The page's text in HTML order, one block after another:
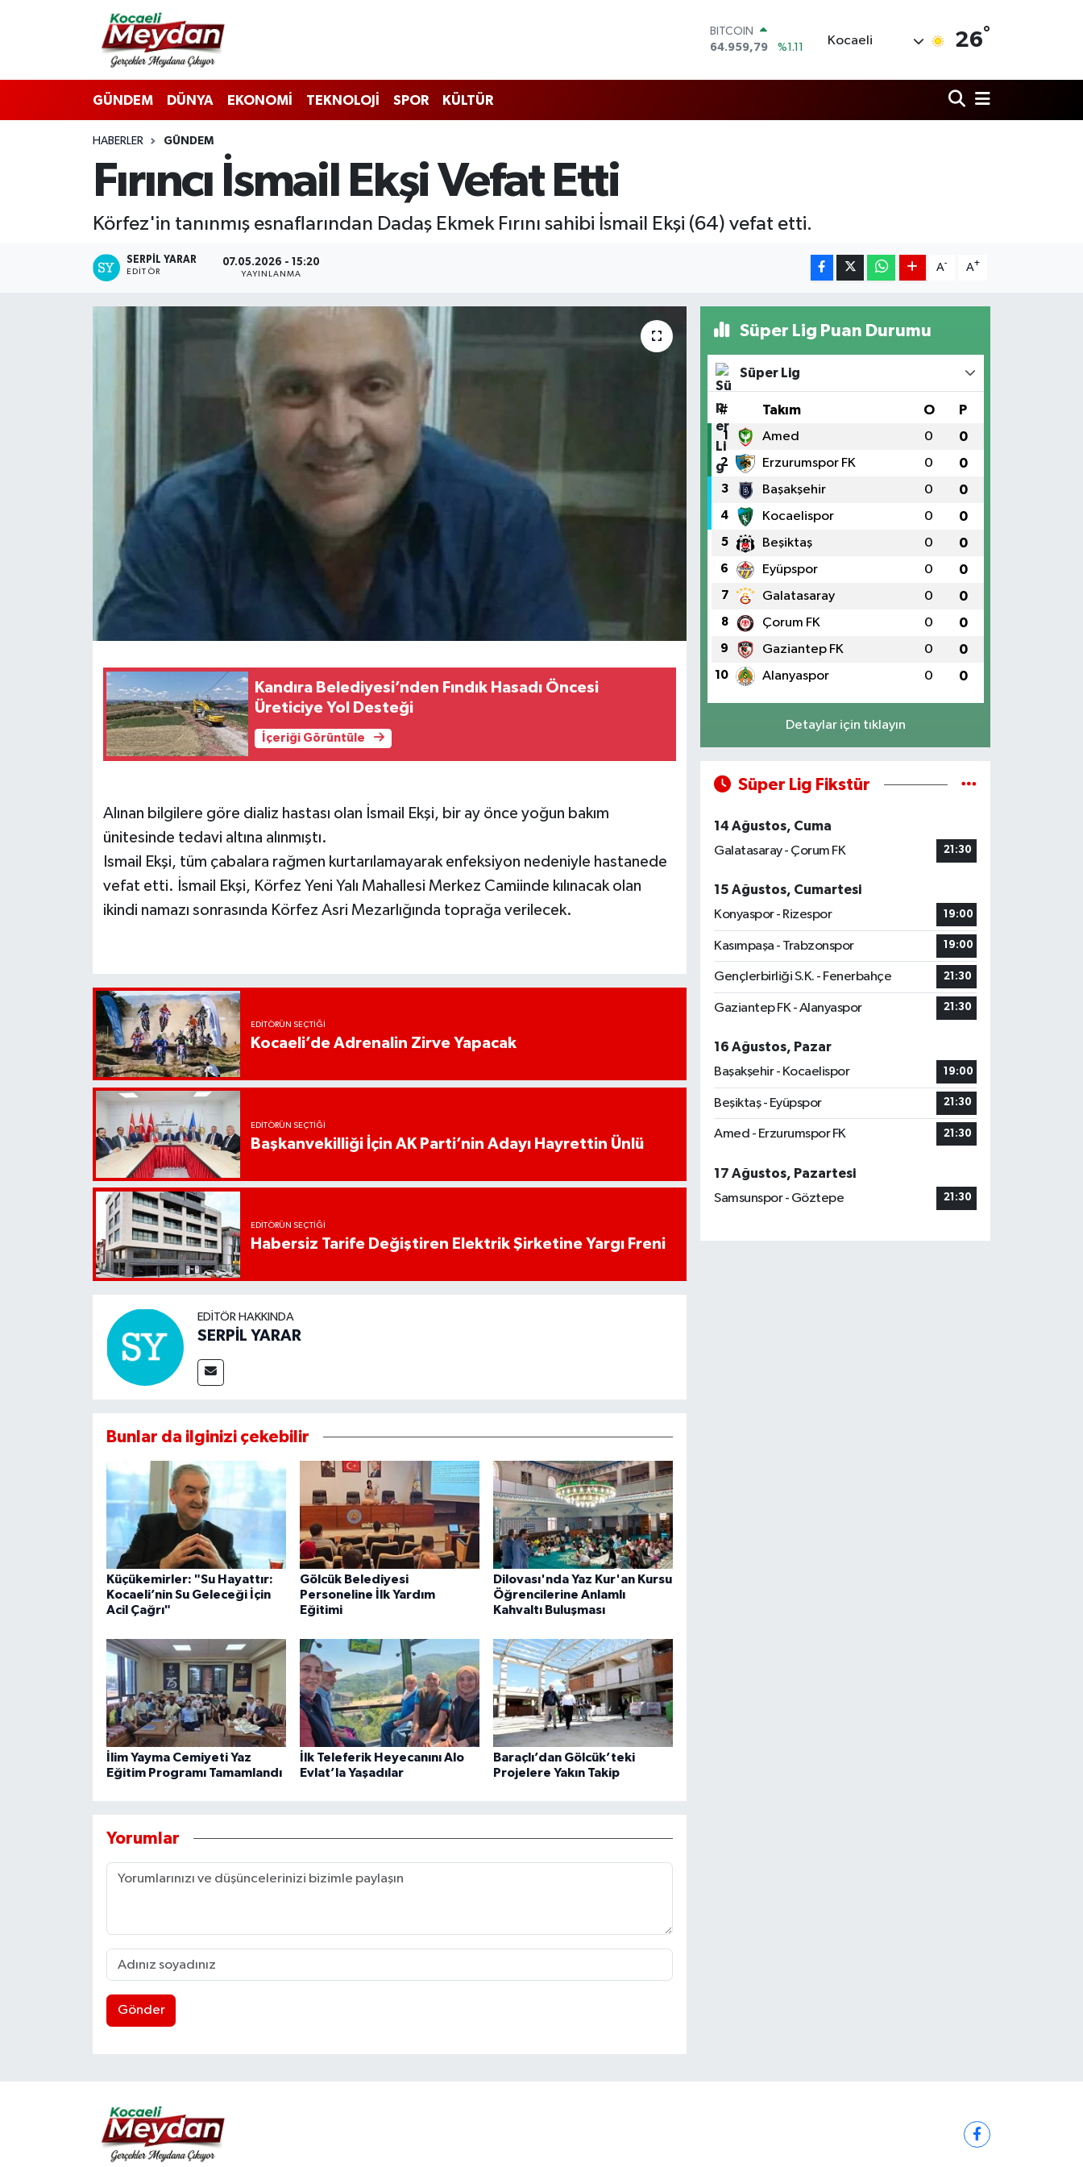
BITCOIN
64.959,79
%1.11
47,7436
%0.18
Kocaeli 26°
GÜNDEM DÜNYA EKONOMİ TEKNOLOJİ SPOR KÜLTÜR
HABERLER GÜNDEM
Fırıncı İsmail Ekşi Vefat Etti
Körfez'in tanınmış esnaflarından Dadaş Ekmek Fırını sahibi İsmail Ekşi (64) vefat etti.
SERPİL YARAR
EDITÖR
07.05.2026 - 15:20
YAYINLANMA
A- A+
Kandıra Belediyesi’nden Fındık Hasadı Öncesi
Üreticiye Yol Desteği
İçeriği Görüntüle
Alınan bilgilere göre dializ hastası olan İsmail Ekşi, bir ay önce yoğun bakım
ünitesinde tedavi altına alınmıştı.
Ismail Ekşi, tüm çabalara rağmen kurtarılamayarak enfeksiyon nedeniyle hastanede
vefat etti. İsmail Ekşi, Körfez Yeni Yalı Mahallesi Merkez Camiinde kılınacak olan
ikindi namazı sonrasında Körfez Asri Mezarlığında toprağa verilecek.
EDITÖRÜN SEÇTIĞI
Kocaeli’de Adrenalin Zirve Yapacak
EDITÖRÜN SEÇTIĞI
Başkanvekilliği İçin AK Parti’nin Adayı Hayrettin Ünlü
EDITÖRÜN SEÇTIĞI
Habersiz Tarife Değiştiren Elektrik Şirketine Yargı Freni
EDITÖR HAKKINDA
SERPİL YARAR
Bunlar da ilginizi çekebilir
Küçükemirler: "Su Hayattır:
Kocaeli’nin Su Geleceği İçin
Acil Çağrı"
Gölcük Belediyesi
Personeline İlk Yardım
Eğitimi
Dilovası'nda Yaz Kur'an Kursu
Öğrencilerine Anlamlı
Kahvaltı Buluşması
İlim Yayma Cemiyeti Yaz
Eğitim Programı Tamamlandı
İlk Teleferik Heyecanını Alo
Evlat’la Yaşadılar
Baraçlı’dan Gölcük’teki
Projelere Yakın Takip
Yorumlar
Gönder
Süper Lig Puan Durumu
Süper Lig
# Takım O P
1 Amed 0 0
2 Erzurumspor FK 0 0
3 Başakşehir 0 0
4 Kocaelispor 0 0
5 Beşiktaş 0 0
6 Eyüpspor 0 0
7 Galatasaray 0 0
8 Çorum FK 0 0
9 Gaziantep FK 0 0
10 Alanyaspor 0 0
Detaylar için tıklayın
Süper Lig Fikstür
14 Ağustos, Cuma
Galatasaray - Çorum FK
21:30
15 Ağustos, Cumartesi
Konyaspor - Rizespor
19:00
Kasımpaşa - Trabzonspor 19:00
Gençlerbirliği S.K. - Fenerbahçe 21:30
Gaziantep FK - Alanyaspor 21:30
16 Ağustos, Pazar
Başakşehir - Kocaelispor
19:00
Beşiktaş - Eyüpspor 21:30
Amed - Erzurumspor FK 21:30
17 Ağustos, Pazartesi
Samsunspor - Göztepe
21:30
Nöbetçi Eczaneler
Hava Durumu
Trafik Durumu
Süper Lig Puan Durumu ve Fikstür
Tüm Manşetler
Son Dakika Haberleri
Haber Arşivi